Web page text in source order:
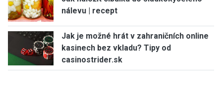
nálevu | recept
Jak je možné hrát v zahraničních online
kasinech bez vkladu? Tipy od
casinostrider.sk